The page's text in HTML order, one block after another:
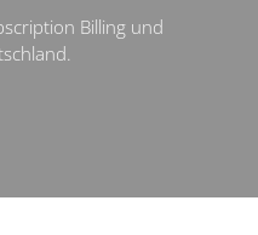
Billing und